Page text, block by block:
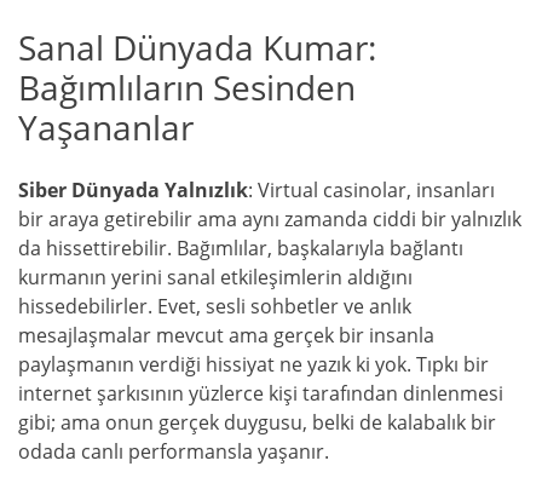
Sanal Dünyada Kumar:
Bağımlıların Sesinden
Yaşananlar
Siber Dünyada Yalnızlık: Virtual casinolar, insanları
bir araya getirebilir ama aynı zamanda ciddi bir yalnızlık
da hissettirebilir. Bağımlılar, başkalarıyla bağlantı
kurmanın yerini sanal etkileşimlerin aldığını
hissedebilirler. Evet, sesli sohbetler ve anlık
mesajlaşmalar mevcut ama gerçek bir insanla
paylaşmanın verdiği hissiyat ne yazık ki yok. Tıpkı bir
internet şarkısının yüzlerce kişi tarafından dinlenmesi
gibi; ama onun gerçek duygusu, belki de kalabalık bir
odada canlı performansla yaşanır.